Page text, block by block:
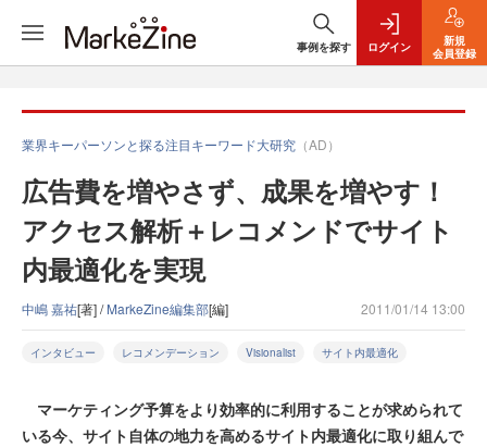
事例を探す ログイン
新規
会員登録
業界キーパーソンと探る注目キーワード大研究 （AD）
広告費を増やさず、成果を増やす！
アクセス解析＋レコメンドでサイト
内最適化を実現
中嶋 嘉祐[著] /MarkeZine編集部[編] 2011/01/14 13:00
インタビュー レコメンデーション Visionalist サイト内最適化
マーケティング予算をより効率的に利用することが求められて
いる今、サイト自体の地力を高めるサイト内最適化に取り組んで